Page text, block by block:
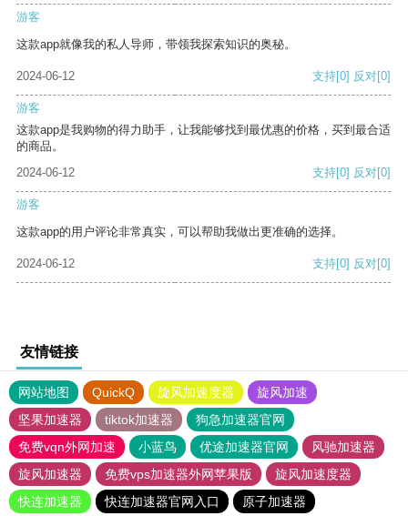
游客
这款app就像我的私人导师，带领我探索知识的奥秘。
2024-06-12 支持[0] 反对[0]
游客
这款app是我购物的得力助手，让我能够找到最优惠的价格，买到最合适
的商品。
2024-06-12
支持[0] 反对[0]
游客
这款app的用户评论非常真实，可以帮助我做出更准确的选择。
2024-06-12 支持[0] 反对[0]
友情链接
网站地图 QuickQ 旋风加速度器
旋风加速
坚果加速器
tiktok加速器
狗急加速器官网
免费vqn外网加速
小蓝鸟 优途加速器官网
风驰加速器
旋风加速器
免费vps加速器外网苹果版
旋风加速度器
快连加速器
快连加速器官网入口 原子加速器